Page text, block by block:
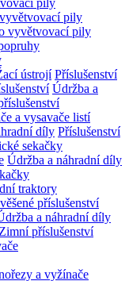
pily
vyvětvovací pily
ústrojí Příslušenství
Údržba a
díly Příslušenství
Údržba a náhradní díly
příslušenství
a náhradní díly
Zimní příslušenství